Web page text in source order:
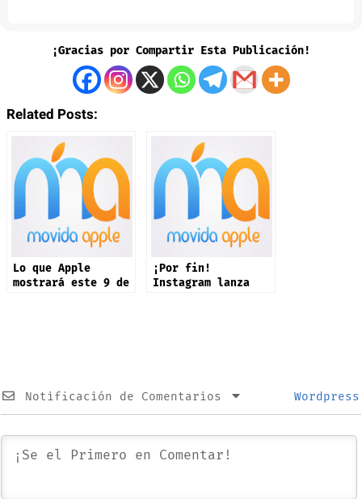
¡Gracias por Compartir Esta Publicación!
Related Posts:
Lo que Apple
mostrará este 9 de
¡Por fin!
Instagram lanza
Notificación de Comentarios Wordpress